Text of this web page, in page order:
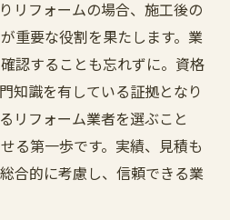
リフォームの場合、施工後の
重要な役割を果たします。業
認することも忘れずに。資格
知識を有している証拠となり
リフォーム業者を選ぶこと
る第一歩です。実績、見積も
合的に考慮し、信頼できる業